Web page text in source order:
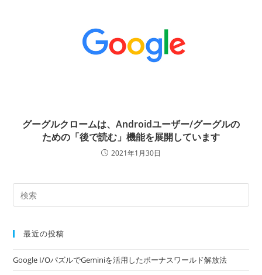
グーグルクロームは、Androidユーザー/グーグルの
ための「後で読む」機能を展開しています
2021年1月30日
最近の投稿
Google I/OパズルでGeminiを活用したボーナスワールド解放法